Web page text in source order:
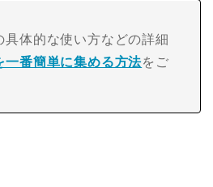
具体的な使い方などの詳細
一番簡単に集める方法をご